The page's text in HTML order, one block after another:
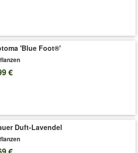
(Echinacea purpurea)
Pflege-Tipps
'Blue Foot®'
€
Duft-Lavendel